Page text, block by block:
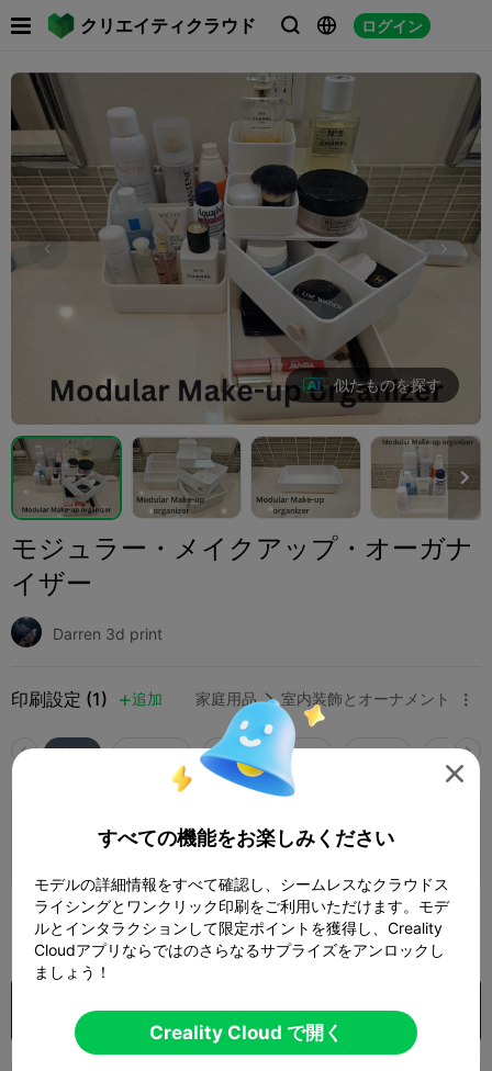
クリエイティクラウド   ログイン
 
似たものを探す

モジュラー・メイクアップ・オーガナ
イザー
Darren 3d print
印刷設定 (1) 追加 家庭用品  室内装飾とオーナメント 
全て K2 Plus K2 Pro K2 K2 SE
9 プレート
399 
購入

すべての機能をお楽しみください
モデルの詳細情報をすべて確認し、シームレスなクラウドス
ライシングとワンクリック印刷をご利用いただけます。モデ
ルとインタラクションして限定ポイントを獲得し、Creality
Cloudアプリならではのさらなるサプライズをアンロックし
ましょう！
Creality Cloud で開く